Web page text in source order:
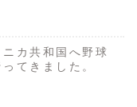
ニカ共和国へ野球
てきました。